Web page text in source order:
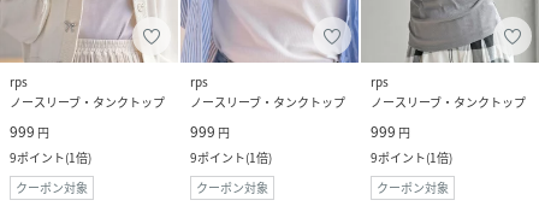
rps
ノースリーブ・タンクトップ
999 円
9ポイント(1倍)
クーポン対象
rps
ノースリーブ・タンクトップ
999 円
9ポイント(1倍)
クーポン対象
rps
ノースリーブ・タンクトップ
999 円
9ポイント(1倍)
クーポン対象